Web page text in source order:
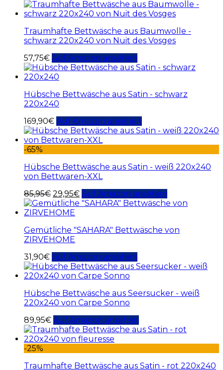
Traumhafte Bettwäsche aus Baumwolle -
schwarz 220x240 von Nuit des Vosges
57,75€ Auf Amazon ansehen
Hübsche Bettwäsche aus Satin - schwarz
220x240
169,90€ Auf Amazon ansehen
-65%
Hübsche Bettwäsche aus Satin - weiß 220x240
von Bettwaren-XXL
85,95€ 29,95€ Auf Amazon ansehen
Gemütliche "SAHARA" Bettwäsche von
ZIRVEHOME
31,90€ Auf Amazon ansehen
Hübsche Bettwäsche aus Seersucker - weiß
220x240 von Carpe Sonno
89,95€ Auf Amazon ansehen
-25%
Traumhafte Bettwäsche aus Satin - rot 220x240